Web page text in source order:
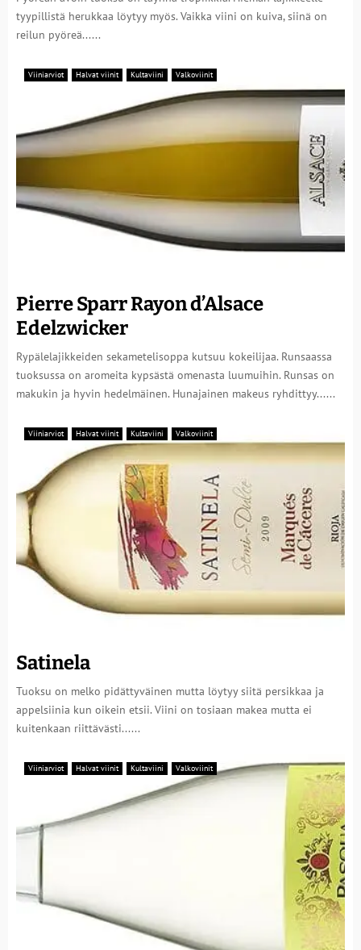
tyypillistä herukkaa löytyy myös. Vaikka viini on kuiva, siinä on
reilun pyöreä......
Viiniarviot Halvat viinit Kultaviini Valkoviinit
Pierre Sparr Rayon d’Alsace
Edelzwicker
Rypälelajikkeiden sekametelisoppa kutsuu kokeilijaa. Runsaassa
tuoksussa on aromeita kypsästä omenasta luumuihin. Runsas on
makukin ja hyvin hedelmäinen. Hunajainen makeus ryhdittyy......
Viiniarviot Halvat viinit Kultaviini Valkoviinit
Satinela
Tuoksu on melko pidättyväinen mutta löytyy siitä persikkaa ja
appelsiinia kun oikein etsii. Viini on tosiaan makea mutta ei
kuitenkaan riittävästi......
Viiniarviot Halvat viinit Kultaviini Valkoviinit